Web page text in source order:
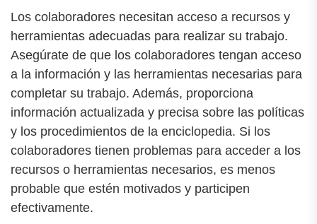
Los colaboradores necesitan acceso a recursos y
herramientas adecuadas para realizar su trabajo.
Asegúrate de que los colaboradores tengan acceso
a la información y las herramientas necesarias para
completar su trabajo. Además, proporciona
información actualizada y precisa sobre las políticas
y los procedimientos de la enciclopedia. Si los
colaboradores tienen problemas para acceder a los
recursos o herramientas necesarios, es menos
probable que estén motivados y participen
efectivamente.